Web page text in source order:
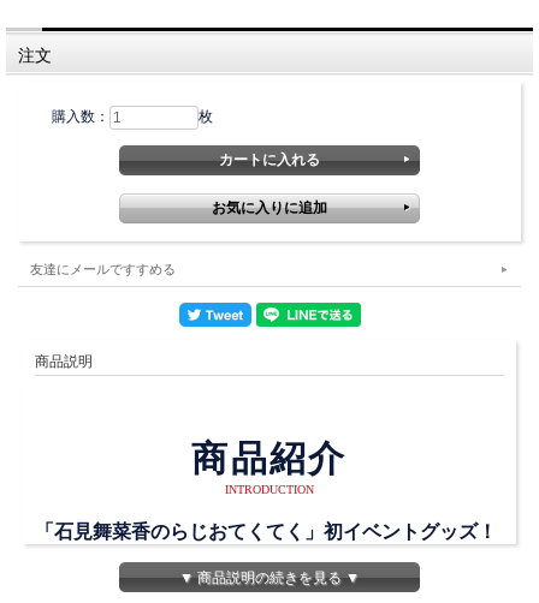
注文
購入数： 枚
友達にメールですすめる
商品説明
商品紹介
INTRODUCTION
「石見舞菜香のらじおてくてく」初イベントグッズ！
まなてくブランドロゴ入りのサコッシュ！
▼ 商品説明の続きを見る ▼